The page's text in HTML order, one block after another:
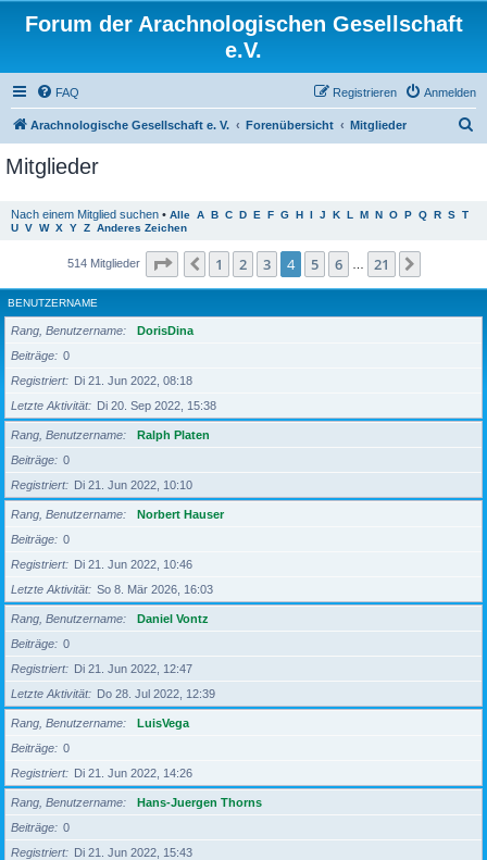
Forum der Arachnologischen Gesellschaft
e.V.
FAQ Anmelden
Registrieren
Arachnologische Gesellschaft e. V. Forenübersicht Mitglieder
Mitglieder
Nach einem Mitglied suchen • Alle A B C D E F G H I J K L M N O P Q R S T
U V W X Y Z Anderes Zeichen
514 Mitglieder Seite von
Vorherige
1 2 3 4 5 6 21
BENUTZERNAME
Rang, Benutzername
DorisDina
Beiträge
0
Registriert
Di 21. Jun 2022, 08:18
Letzte Aktivität
Di 20. Sep 2022, 15:38
Rang, Benutzername
Ralph Platen
Beiträge
0
Registriert
Di 21. Jun 2022, 10:10
Rang, Benutzername
Norbert Hauser
Beiträge
0
Registriert
Di 21. Jun 2022, 10:46
Letzte Aktivität
So 8. Mär 2026, 16:03
Rang, Benutzername
Daniel Vontz
Beiträge
0
Registriert
Di 21. Jun 2022, 12:47
Letzte Aktivität
Do 28. Jul 2022, 12:39
Rang, Benutzername
LuisVega
Beiträge
0
Registriert
Di 21. Jun 2022, 14:26
Rang, Benutzername
Hans-Juergen Thorns
Beiträge
0
Registriert
Di 21. Jun 2022, 15:43